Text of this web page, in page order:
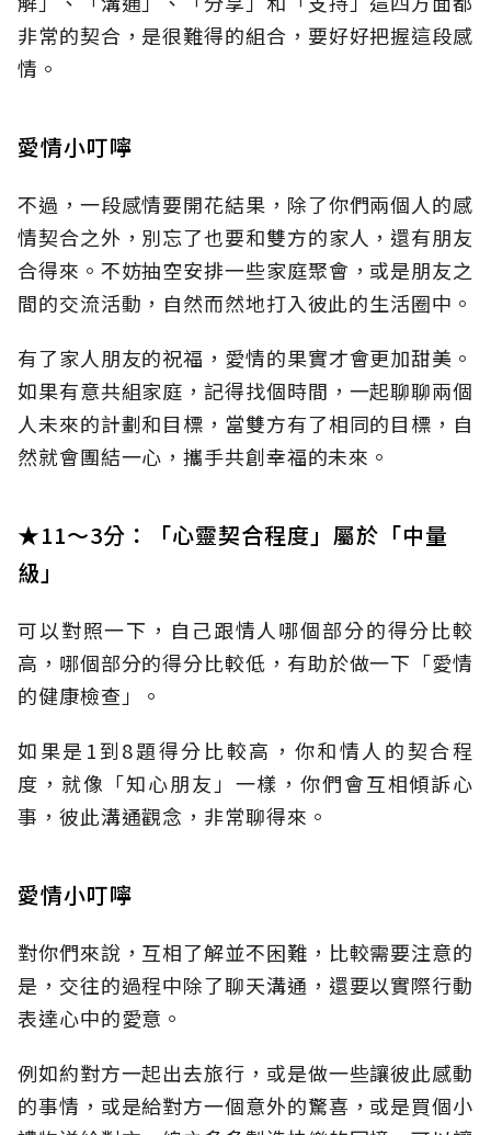
非常的契合，是很難得的組合，要好好把握這段感
情。
愛情小叮嚀
不過，一段感情要開花結果，除了你們兩個人的感
情契合之外，別忘了也要和雙方的家人，還有朋友
合得來。不妨抽空安排一些家庭聚會，或是朋友之
間的交流活動，自然而然地打入彼此的生活圈中。
有了家人朋友的祝福，愛情的果實才會更加甜美。
如果有意共組家庭，記得找個時間，一起聊聊兩個
人未來的計劃和目標，當雙方有了相同的目標，自
然就會團結一心，攜手共創幸福的未來。
★11～3分：「心靈契合程度」屬於「中量
級」
可以對照一下，自己跟情人哪個部分的得分比較
高，哪個部分的得分比較低，有助於做一下「愛情
的健康檢查」。
如果是1到8題得分比較高，你和情人的契合程
度，就像「知心朋友」一樣，你們會互相傾訴心
事，彼此溝通觀念，非常聊得來。
愛情小叮嚀
對你們來說，互相了解並不困難，比較需要注意的
是，交往的過程中除了聊天溝通，還要以實際行動
表達心中的愛意。
例如約對方一起出去旅行，或是做一些讓彼此感動
的事情，或是給對方一個意外的驚喜，或是買個小